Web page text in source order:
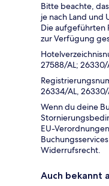
Bitte beachte,
je nach Land und
Die aufgeführten
zur Verfügung
27588/AL; 26330/
26334/AL, 26330/
Wenn du deine
EU-
Widerrufsrecht.
Auch bekannt